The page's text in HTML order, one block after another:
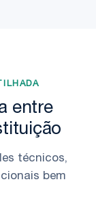
entre
técnicos,
bem